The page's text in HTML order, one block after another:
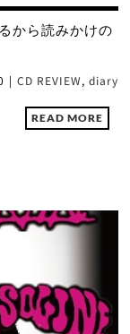
から読みかけの
| CD REVIEW, diary
READ MORE